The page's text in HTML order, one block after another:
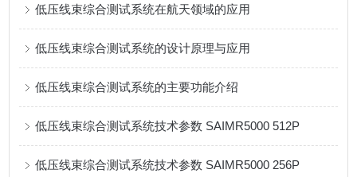
低压线束综合测试系统在航天领域的应用
低压线束综合测试系统的设计原理与应用
低压线束综合测试系统的主要功能介绍
低压线束综合测试系统技术参数 SAIMR5000 512P
低压线束综合测试系统技术参数 SAIMR5000 256P